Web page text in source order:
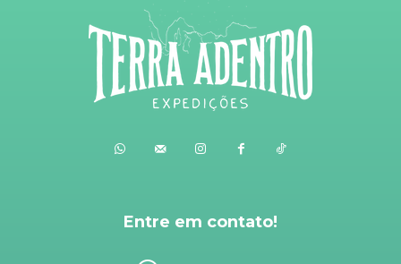
Entre em contato!